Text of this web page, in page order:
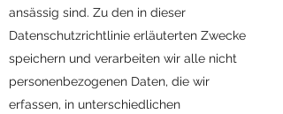
ansässig sind. Zu den in dieser
Datenschutzrichtlinie erläuterten Zwecke
speichern und verarbeiten wir alle nicht
personenbezogenen Daten, die wir
erfassen, in unterschiedlichen